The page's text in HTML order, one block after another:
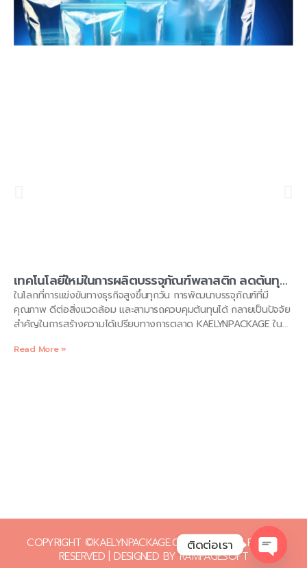
เทคโนโลยีใหม่ในการผลิตบรรจุภัณฑ์พลาสติก ลดต้นทุน
และรักษ์โลก
ในโลกที่การแข่งขันทางธุรกิจสูงขึ้นทุกวัน การพัฒนาบรรจุภัณฑ์ที่มี
คุณภาพ ดีต่อสิ่งแวดล้อม และสามารถควบคุมต้นทุนได้ กลายเป็นปัจจัย
สำคัญในการสร้างความได้เปรียบทางการตลาด KAELYNPACKAGE ใน
จึงมุ่งมั่นค้นหาและปรับใช้เทคโนโลยีใหม่ ๆ เพื่อให้ธุรกิจของลูกค้าสามารถ
Read More »
COPYRIGHT ©KAELYNPACKAGE.COM 2026 ALL RIGHTS
RESERVED | DESIGNED BYRAMPAGESOFT
ติดต่อเรา